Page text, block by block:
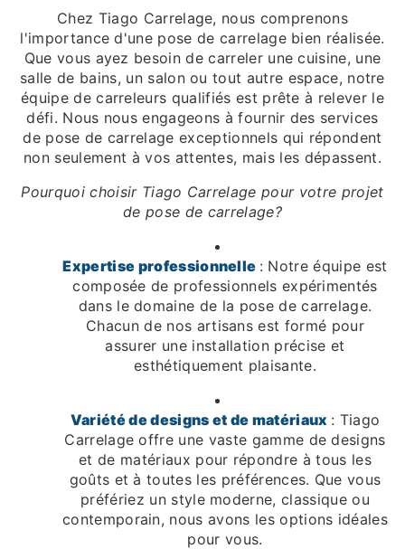
Chez Tiago Carrelage, nous comprenons
l'importance d'une pose de carrelage bien réalisée.
Que vous ayez besoin de carreler une cuisine, une
salle de bains, un salon ou tout autre espace, notre
équipe de carreleurs qualifiés est prête à relever le
défi. Nous nous engageons à fournir des services
de pose de carrelage exceptionnels qui répondent
non seulement à vos attentes, mais les dépassent.
Pourquoi choisir Tiago Carrelage pour votre projet
de pose de carrelage?
Expertise professionnelle : Notre équipe est
composée de professionnels expérimentés
dans le domaine de la pose de carrelage.
Chacun de nos artisans est formé pour
assurer une installation précise et
esthétiquement plaisante.
Variété de designs et de matériaux : Tiago
Carrelage offre une vaste gamme de designs
et de matériaux pour répondre à tous les
goûts et à toutes les préférences. Que vous
préfériez un style moderne, classique ou
contemporain, nous avons les options idéales
pour vous.